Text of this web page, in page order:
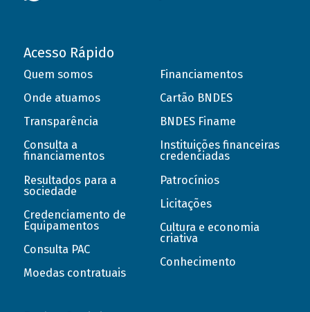
Acesso Rápido
Quem somos
Onde atuamos
Transparência
Consulta a
financiamentos
Resultados para a
sociedade
Credenciamento de
Equipamentos
Consulta PAC
Moedas contratuais
Financiamentos
Cartão BNDES
BNDES Finame
Instituições financeiras
credenciadas
Patrocínios
Licitações
Cultura e economia
criativa
Conhecimento